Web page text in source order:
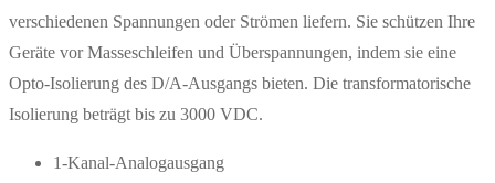
verschiedenen Spannungen oder Strömen liefern. Sie schützen Ihre
Geräte vor Masseschleifen und Überspannungen, indem sie eine
Opto-Isolierung des D/A-Ausgangs bieten. Die transformatorische
Isolierung beträgt bis zu 3000 VDC.
1-Kanal-Analogausgang